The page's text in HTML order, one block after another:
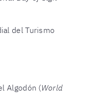
del Turismo
Algodón (World